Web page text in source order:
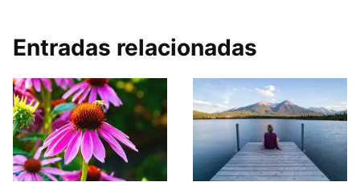
Entradas relacionadas